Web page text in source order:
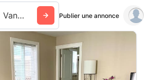
Vancouver Publier une annonce